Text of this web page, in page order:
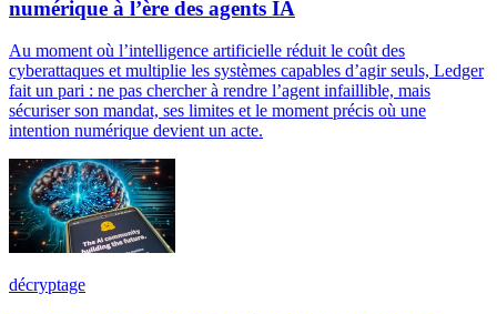
numérique à l’ère des agents IA
Au moment où l’intelligence artificielle réduit le coût des
cyberattaques et multiplie les systèmes capables d’agir seuls, Ledger
fait un pari : ne pas chercher à rendre l’agent infaillible, mais
sécuriser son mandat, ses limites et le moment précis où une
intention numérique devient un acte.
décryptage